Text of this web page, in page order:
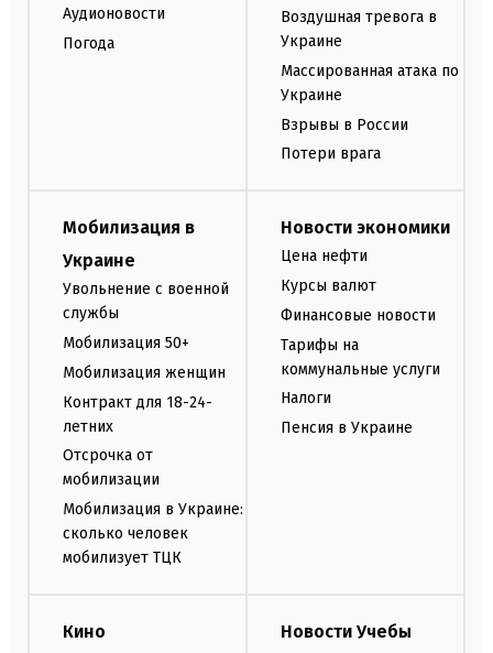
Аудионовости
Погода
Воздушная тревога в
Украине
Массированная атака по
Украине
Взрывы в России
Потери врага
Мобилизация в
Украине
Увольнение с военной
службы
Мобилизация 50+
Мобилизация женщин
Контракт для 18-24-
летних
Отсрочка от
мобилизации
Мобилизация в Украине:
сколько человек
мобилизует ТЦК
Новости экономики
Цена нефти
Курсы валют
Финансовые новости
Тарифы на
коммунальные услуги
Налоги
Пенсия в Украине
Кино Новости Учебы